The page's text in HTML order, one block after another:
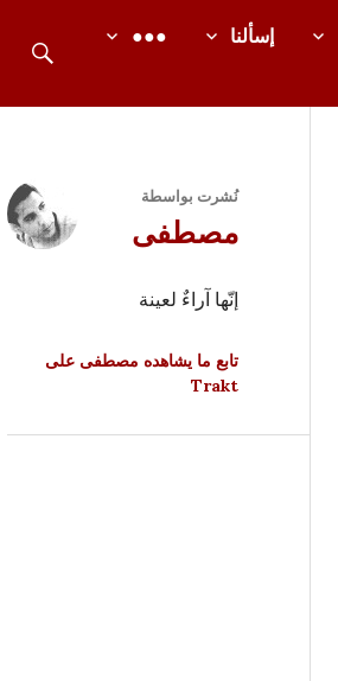
إسألنا ●●●
نُشرت بواسطة
مصطفى
إنّها آراءٌ لعينة
تابع ما يشاهده مصطفى على
Trakt